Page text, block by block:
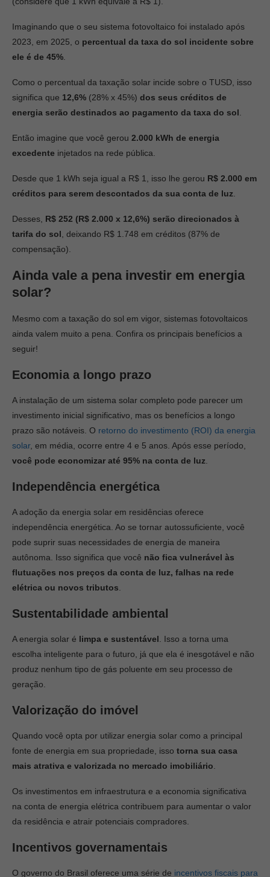
Imaginando que o seu sistema fotovoltaico foi instalado após
2023, em 2025, o percentual da taxa do sol incidente sobre
ele é de 45%
Como o percentual da taxação solar incide sobre o TUSD, isso
significa que 12,6% (28% x 45%) dos seus créditos de
energia serão destinados ao pagamento da taxa do sol
Então imagine que você gerou 2.000 kWh de energia
excedente injetados na rede pública.
Desde que 1 kWh seja igual a R$ 1, isso lhe gerou R$ 2.000 em
créditos para serem descontados da sua conta de luz
Desses, R$ 252 (R$ 2.000 x 12,6%) serão direcionados à
tarifa do sol , deixando R$ 1.748 em créditos (87% de
compensação).
Ainda vale a pena investir em energia
solar?
Mesmo com a taxação do sol em vigor, sistemas fotovoltaicos
ainda valem muito a pena. Confira os principais benefícios a
seguir!
Economia a longo prazo
A instalação de um sistema solar completo pode parecer um
investimento inicial significativo, mas os benefícios a longo
prazo são notáveis. O retorno do investimento (ROI) da energia
solar, em média, ocorre entre 4 e 5 anos. Após esse período,
você pode economizar até 95% na conta de luz
Independência energética
A adoção da energia solar em residências oferece
independência energética. Ao se tornar autossuficiente, você
pode suprir suas necessidades de energia de maneira
autônoma. Isso significa que você não fica vulnerável às
flutuações nos preços da conta de luz, falhas na rede
elétrica ou novos tributos
Sustentabilidade ambiental
A energia solar é limpa e sustentável . Isso a torna uma
escolha inteligente para o futuro, já que ela é inesgotável e não
produz nenhum tipo de gás poluente em seu processo de
geração.
Valorização do imóvel
Quando você opta por utilizar energia solar como a principal
fonte de energia em sua propriedade, isso torna sua casa
mais atrativa e valorizada no mercado imobiliário
Os investimentos em infraestrutura e a economia significativa
na conta de energia elétrica contribuem para aumentar o valor
da residência e atrair potenciais compradores.
Incentivos governamentais
O governo do Brasil oferece uma série de incentivos fiscais para